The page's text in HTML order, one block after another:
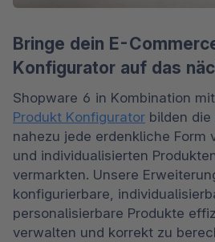
Bringe dein E-
Konfigurator auf das
Shopware 6 in Kombination
Produkt Konfigurator bilden
nahezu jede erdenkliche Form
und individualisierten
vermarkten. Unsere
konfigurierbare,
personalisierbare Produkte
verwalten und korrekt zu